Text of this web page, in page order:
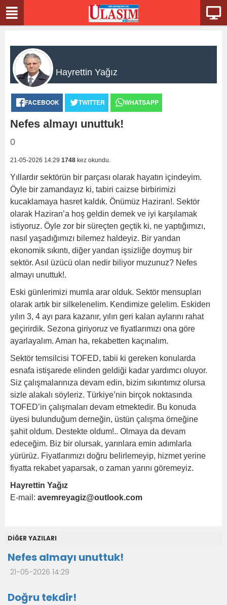
Hayrettin Yağız
FACEBOOK TWITTER WHATSAPP
Nefes almayı unuttuk!
0
21-05-2026 14:29 1748 kez okundu.
Yıllardır sektörün bir parçası olarak hayatın içindeyim.
Öyle bir zamandayız ki, tabiri caizse birbirimizi
kucaklamaya hasret kaldık. Önümüz Haziran!. Sektör
olarak Haziran’a hoş geldin demek ve iyi karşılamak
istiyoruz. Öyle zor bir süreçten geçtik ki, ne yaptığımızı,
nasıl yaşadığımızı bilemez haldeyiz. Bir yandan
ekonomik sıkıntı, diğer yandan işsizliğe doymuş bir
sektör. Asıl üzücü olan nedir biliyor muzunuz? Nefes
almayı unuttuk!.
Eski günlerimizi mumla arar olduk. Sektör mensupları
olarak artık bir silkelenelim. Kendimize gelelim. Eskiden
yılın 3, 4 ayı para kazanır, yılın geri kalan aylarını rahat
geçirirdik. Sezona giriyoruz ve fiyatlarımızı ona göre
ayarlayalım. Aman ha, rekabetten kaçınalım.
Sektör temsilcisi TOFED, tabii ki gereken konularda
esnafa istişarede elinden geldiği kadar yardımcı oluyor.
Siz çalışmalarınıza devam edin, bizim sıkıntımız olursa
sizle alakalı söyleriz. Türkiye’nin birçok noktasında
TOFED’in çalışmaları devam etmektedir. Bu konuda
üyesi bulunduğum derneğin, üstün çalışma örneğine
şahit oldum. Destekte oldum!.. Olmaya da devam
edeceğim. Biz bir olursak, yarınlara emin adımlarla
yürürüz. Fiyatlarımızı doğru belirlemeyip, hizmet yerine
fiyatta rekabet yaparsak, o zaman yarını göremeyiz.
Hayrettin Yağız
E-mail: avemreyagiz@outlook.com
DİĞER YAZILARI
Nefes almayı unuttuk!
21-05-2026 14:29
Doğru tekdir!